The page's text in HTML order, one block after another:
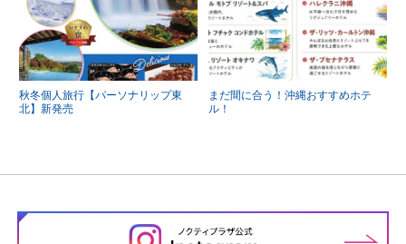
秋冬個人旅行【パーソナリップ東
北】新発売
まだ間に合う！沖縄おすすめホテ
ル！